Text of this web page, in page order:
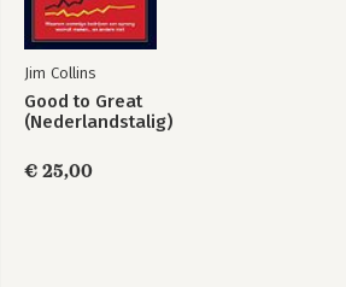
Jim Collins
Good to Great
(Nederlandstalig)
€ 25,00